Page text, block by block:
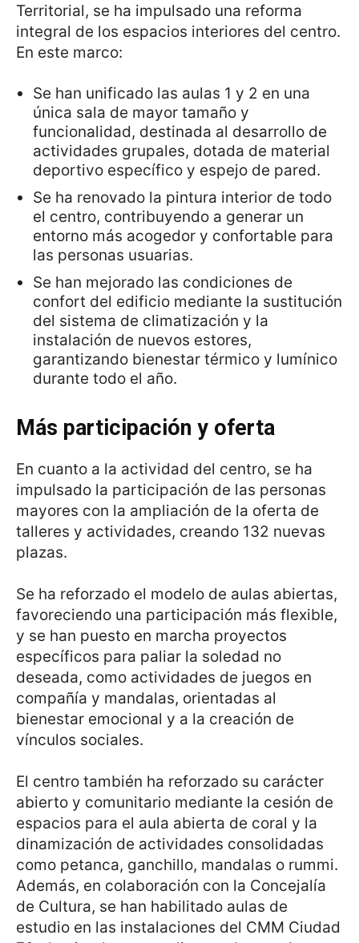
Territorial, se ha impulsado una reforma
integral de los espacios interiores del centro.
En este marco:
Se han unificado las aulas 1 y 2 en una
única sala de mayor tamaño y
funcionalidad, destinada al desarrollo de
actividades grupales, dotada de material
deportivo específico y espejo de pared.
Se ha renovado la pintura interior de todo
el centro, contribuyendo a generar un
entorno más acogedor y confortable para
las personas usuarias.
Se han mejorado las condiciones de
confort del edificio mediante la sustitución
del sistema de climatización y la
instalación de nuevos estores,
garantizando bienestar térmico y lumínico
durante todo el año.
Más participación y oferta
En cuanto a la actividad del centro, se ha
impulsado la participación de las personas
mayores con la ampliación de la oferta de
talleres y actividades, creando 132 nuevas
plazas.
Se ha reforzado el modelo de aulas abiertas,
favoreciendo una participación más flexible,
y se han puesto en marcha proyectos
específicos para paliar la soledad no
deseada, como actividades de juegos en
compañía y mandalas, orientadas al
bienestar emocional y a la creación de
vínculos sociales.
El centro también ha reforzado su carácter
abierto y comunitario mediante la cesión de
espacios para el aula abierta de coral y la
dinamización de actividades consolidadas
como petanca, ganchillo, mandalas o rummi.
Además, en colaboración con la Concejalía
de Cultura, se han habilitado aulas de
estudio en las instalaciones del CMM Ciudad